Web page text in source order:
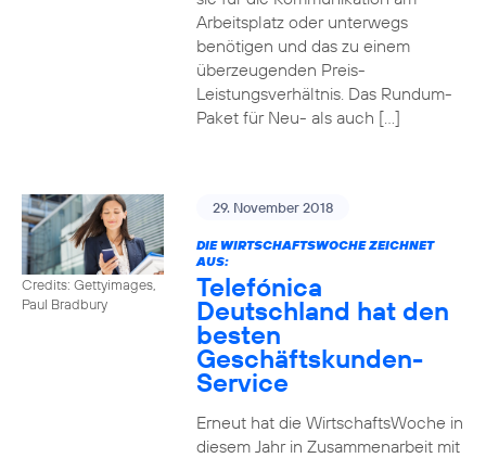
Arbeitsplatz oder unterwegs
benötigen und das zu einem
überzeugenden Preis-
Leistungsverhältnis. Das Rundum-
Paket für Neu- als auch […]
Credits: Gettyimages,
Paul Bradbury
29. November 2018
DIE WIRTSCHAFTSWOCHE ZEICHNET
AUS:
Telefónica
Deutschland hat den
besten
Geschäftskunden-
Service
Erneut hat die WirtschaftsWoche in
diesem Jahr in Zusammenarbeit mit